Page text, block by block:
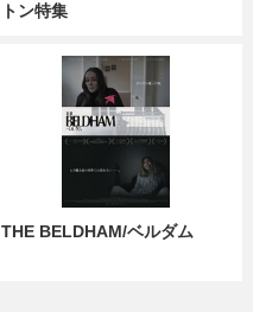
トン特集
THE BELDHAM/ベルダム